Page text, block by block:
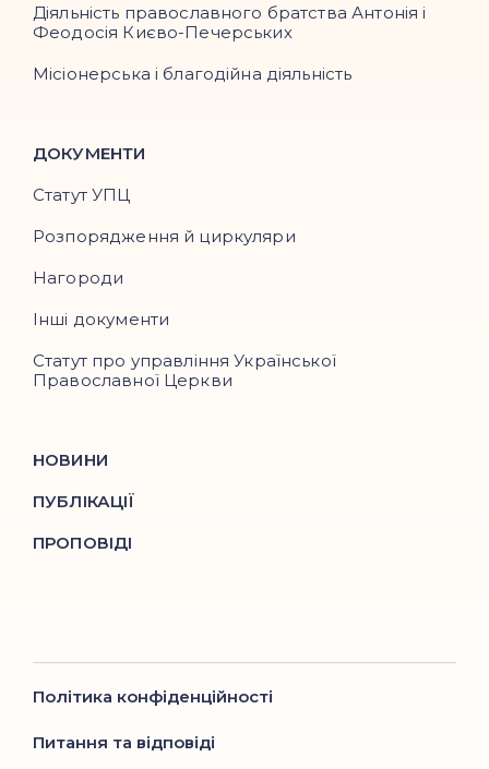
Діяльність православного братства Антонія і
Феодосія Києво-Печерських
Місіонерська і благодійна діяльність
ДОКУМЕНТИ
Статут УПЦ
Розпорядження й циркуляри
Нагороди
Інші документи
Статут про управління Української
Православної Церкви
НОВИНИ
ПУБЛІКАЦІЇ
ПРОПОВІДІ
Політика конфіденційності
Питання та відповіді